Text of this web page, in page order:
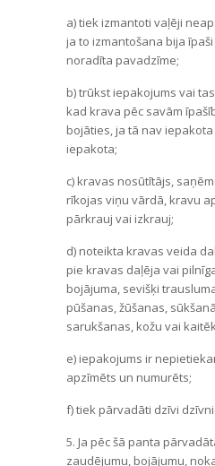
a) tiek izmantoti vaļēji
ja to izmantošana bija
noradīta pavadzīme;
b) trūkst iepakojums vai
kad krava pēc savām
bojāties, ja tā nav
iepakota;
c) kravas nosūtītājs,
rīkojas viņu vārdā, kravu
pārkrauj vai izkrauj;
d) noteikta kravas veida
pie kravas daļēja vai
bojājuma, sevišķi
pūšanas, žūšanas,
sarukšanas, kožu vai
e) iepakojums ir
apzīmēts un numurēts;
f) tiek pārvadāti dzīvi
5. Ja pēc šā panta
zaudējumu, bojājumu,